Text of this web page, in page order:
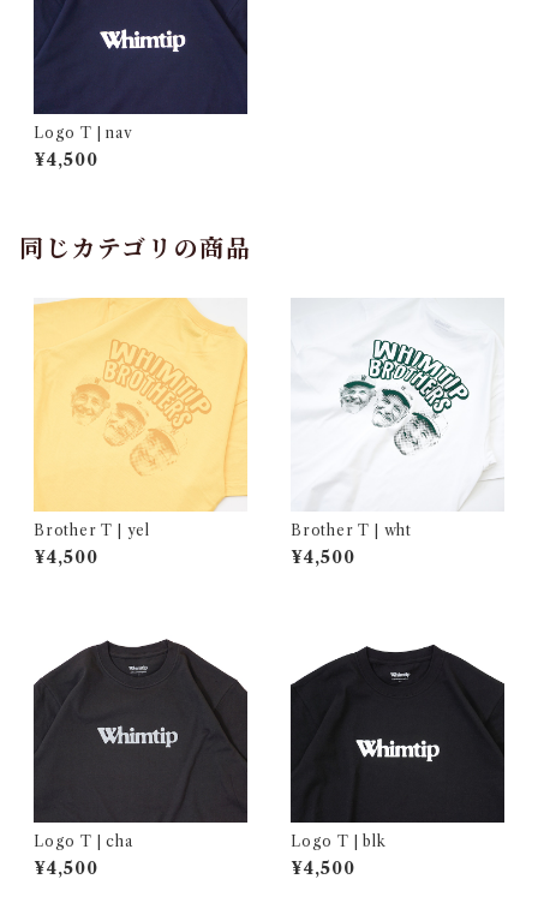
Logo T | nav
¥4,500
同じカテゴリの商品
Brother T | yel
¥4,500
Brother T | wht
¥4,500
Logo T | cha
¥4,500
Logo T | blk
¥4,500